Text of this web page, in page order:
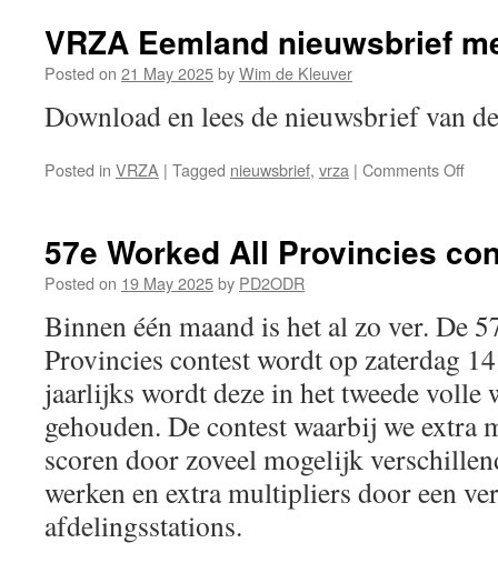
juni
VRZA Eemland nieuwsbrief
Posted on 21 May 2025byWim de Kleuver
Download en lees de nieuwsbrief van
Posted in VRZA | Tagged nieuwsbrief, vrza | Comments Offon
mei
57e Worked All Provincies
Posted on 19 May 2025by PD2ODR
Binnen één maand is het al zo ver. De
Provincies contest wordt op zaterdag
jaarlijks wordt deze in het tweede volle
gehouden. De contest waarbij we extra
scoren door zoveel mogelijk
werken en extra multipliers door een
afdelingsstations.